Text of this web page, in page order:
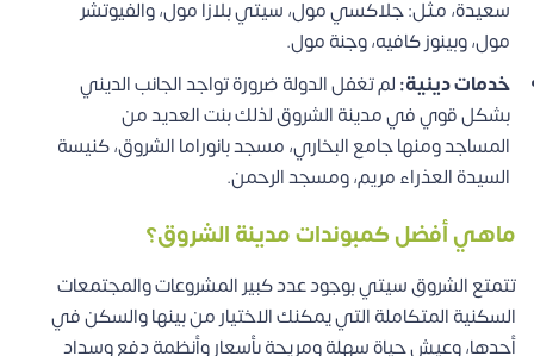
سعيدة، مثل: جلاكسي مول، سيتي بلازا مول، والفيوتشر
مول، وبينوز كافيه، وجنة مول.
خدمات دينية:لم تغفل الدولة ضرورة تواجد الجانب الديني
بشكل قوي في مدينة الشروق لذلك بنت العديد من
المساجد ومنها جامع البخاري، مسجد بانوراما الشروق، كنيسة
السيدة العذراء مريم، ومسجد الرحمن.
ماهي أفضل كمبوندات مدينة الشروق؟
تتمتع الشروق سيتي بوجود عدد كبير المشروعات والمجتمعات
السكنية المتكاملة التي يمكنك الاختيار من بينها والسكن في
أحدها، وعيش حياة سهلة ومريحة بأسعار وأنظمة دفع وسداد